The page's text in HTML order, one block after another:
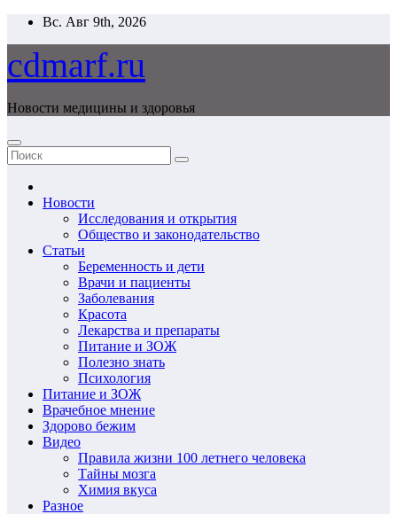
Перейти
содержимому
Вс. Авг 9th, 2026
cdmarf.ru
Новости медицины и здоровья
Новости
Исследования и открытия
Общество и законодательство
Статьи
Беременность и дети
Врачи и пациенты
Заболевания
Красота
Лекарства и препараты
Питание и ЗОЖ
Полезно знать
Психология
Питание и ЗОЖ
Врачебное мнение
Здорово бежим
Видео
Правила жизни 100 летнего человека
Тайны мозга
Химия вкуса
Разное